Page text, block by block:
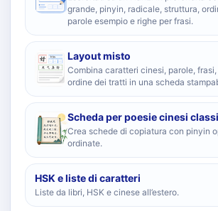
grande, pinyin, radicale, struttura,
parole esempio e righe per frasi.
Layout misto
Combina caratteri cinesi, parole,
ordine dei tratti in una scheda
Scheda per poesie cinesi
Crea schede di copiatura con pinyin
ordinate.
HSK e liste di caratteri
Liste da libri, HSK e cinese all’estero.